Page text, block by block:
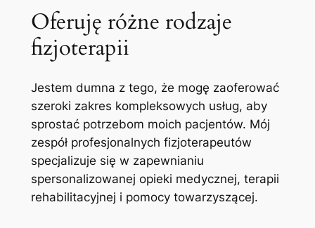
Oferuję różne rodzaje
fizjoterapii
Jestem dumna z tego, że mogę zaoferować
szeroki zakres kompleksowych usług, aby
sprostać potrzebom moich pacjentów. Mój
zespół profesjonalnych fizjoterapeutów
specjalizuje się w zapewnianiu
spersonalizowanej opieki medycznej, terapii
rehabilitacyjnej i pomocy towarzyszącej.